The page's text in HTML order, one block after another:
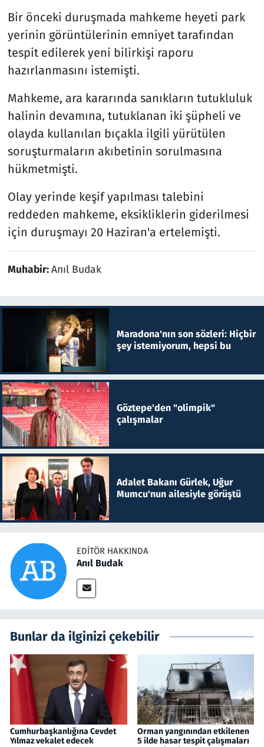
Bir önceki duruşmada mahkeme heyeti park
yerinin görüntülerinin emniyet tarafından
tespit edilerek yeni bilirkişi raporu
hazırlanmasını istemişti.
Mahkeme, ara kararında sanıkların tutukluluk
halinin devamına, tutuklanan iki şüpheli ve
olayda kullanılan bıçakla ilgili yürütülen
soruşturmaların akıbetinin sorulmasına
hükmetmişti.
Olay yerinde keşif yapılması talebini
reddeden mahkeme, eksikliklerin giderilmesi
için duruşmayı 20 Haziran'a ertelemişti.
Muhabir:Anıl Budak
Maradona'nın son sözleri: Hiçbir
şey istemiyorum, hepsi bu
Göztepe'den "olimpik"
çalışmalar
Adalet Bakanı Gürlek, Uğur
Mumcu'nun ailesiyle görüştü
EDITÖR HAKKINDA
Anıl Budak
Bunlar da ilginizi çekebilir
Cumhurbaşkanlığına Cevdet
Yılmaz vekalet edecek
Orman yangınından etkilenen
5 ilde hasar tespit çalışmaları